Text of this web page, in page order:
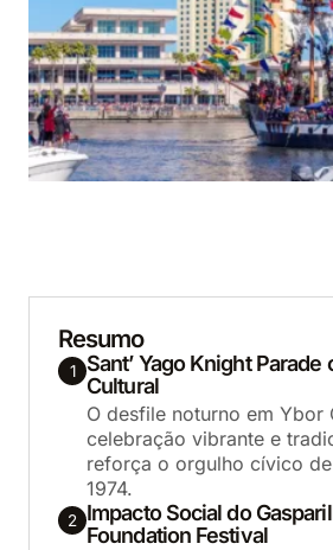
Resumo
1
Sant’ Yago Knight
Cultural
O desfile noturno em Ybor
celebração vibrante e
reforça o orgulho cívico
1974.
2 Impacto Social do
Foundation Festival